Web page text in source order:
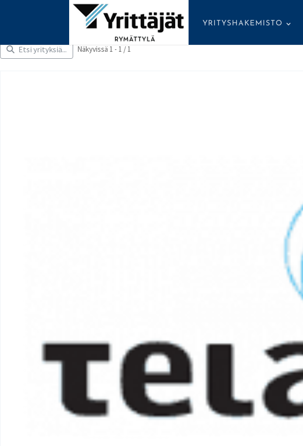
YRITYSHAKEMISTO
Etsi yrityksiä... Näkyvissä 1 - 1 / 1